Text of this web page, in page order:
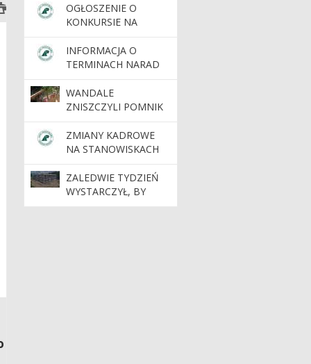
OGŁOSZENIE O
KONKURSIE NA
STANOWISKO
NADLEŚNICZEGO/NADLEŚNICZEJ
NADLEŚNICTWA
TORUŃ
INFORMACJA O
TERMINACH NARAD
PROJEKTU PLANU
WANDALE
ZNISZCZYLI POMNIK
PRZYRODY „JASKINIA
BAJKA”
ZMIANY KADROWE
NA STANOWISKACH
KIEROWNICZYCH
ZALEDWIE TYDZIEŃ
WYSTARCZYŁ, BY
POWSTAŁA BRYŁA